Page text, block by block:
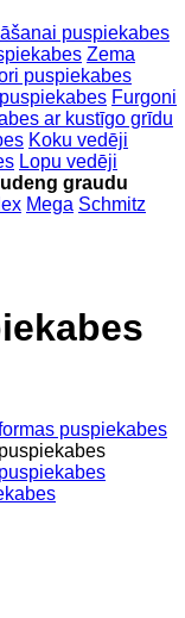
puspiekabes
Zema
puspiekabes
Furgoni
ar kustīgo grīdu
Koku vedēji
Lopu vedēji
graudu
Mega Schmitz
puspiekabes